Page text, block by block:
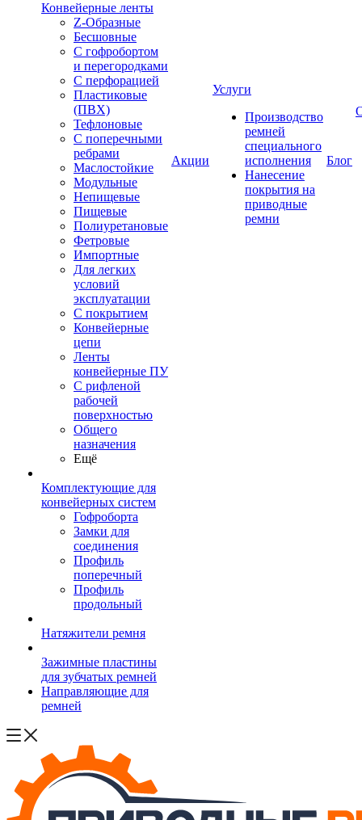
Конвейерные ленты
Z-Образные
Бесшовные
С гофробортом
и перегородками
С перфорацией
Пластиковые
(ПВХ)
Тефлоновые
С поперечными
ребрами
Маслостойкие
Модульные
Непищевые
Пищевые
Полиуретановые
Фетровые
Импортные
Для легких
условий
эксплуатации
С покрытием
Конвейерные
цепи
Ленты
конвейерные ПУ
С рифленой
рабочей
поверхностью
Общего
назначения
Ещё
Комплектующие для
конвейерных систем
Гофроборта
Замки для
соединения
Профиль
поперечный
Профиль
продольный
Натяжители ремня
Зажимные пластины
для зубчатых ремней
Направляющие для
ремней
Акции
Услуги
Производство
ремней
специального
исполнения
Нанесение
покрытия на
приводные
ремни
Блог